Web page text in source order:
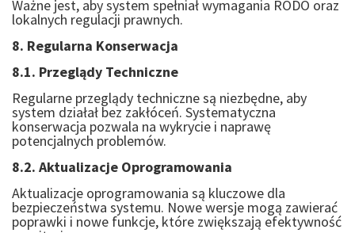
Ważne jest, aby system spełniał wymagania RODO oraz
lokalnych regulacji prawnych.
8. Regularna Konserwacja
8.1. Przeglądy Techniczne
Regularne przeglądy techniczne są niezbędne, aby
system działał bez zakłóceń. Systematyczna
konserwacja pozwala na wykrycie i naprawę
potencjalnych problemów.
8.2. Aktualizacje Oprogramowania
Aktualizacje oprogramowania są kluczowe dla
bezpieczeństwa systemu. Nowe wersje mogą zawierać
poprawki i nowe funkcje, które zwiększają efektywność